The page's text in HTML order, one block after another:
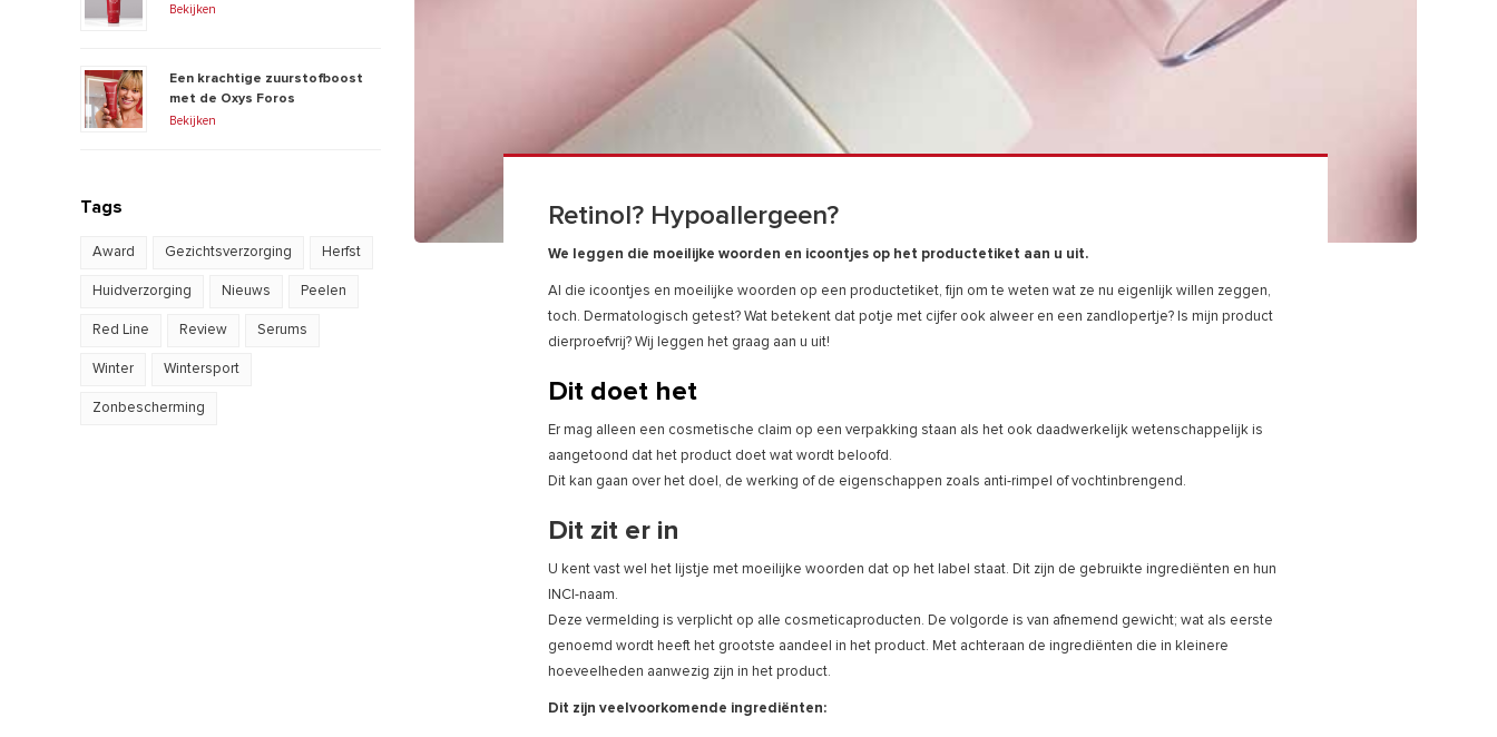
Bekijken
Een krachtige zuurstofboost
met de Oxys Foros
Bekijken
Tags
Award Gezichtsverzorging Herfst
Huidverzorging Nieuws Peelen
Red Line Review Serums
Winter Wintersport
Zonbescherming
Retinol? Hypoallergeen?
We leggen die moeilijke woorden en icoontjes op het productetiket aan u uit.
Al die icoontjes en moeilijke woorden op een productetiket, fijn om te weten wat ze nu eigenlijk willen zeggen,
toch. Dermatologisch getest? Wat betekent dat potje met cijfer ook alweer en een zandlopertje? Is mijn product
dierproefvrij? Wij leggen het graag aan u uit!
Dit doet het
Er mag alleen een cosmetische claim op een verpakking staan als het ook daadwerkelijk wetenschappelijk is
aangetoond dat het product doet wat wordt beloofd.
Dit kan gaan over het doel, de werking of de eigenschappen zoals anti-rimpel of vochtinbrengend.
Dit zit er in
U kent vast wel het lijstje met moeilijke woorden dat op het label staat. Dit zijn de gebruikte ingrediënten en hun
INCI-naam.
Deze vermelding is verplicht op alle cosmeticaproducten. De volgorde is van afnemend gewicht; wat als eerste
genoemd wordt heeft het grootste aandeel in het product. Met achteraan de ingrediënten die in kleinere
hoeveelheden aanwezig zijn in het product.
Dit zijn veelvoorkomende ingrediënten: